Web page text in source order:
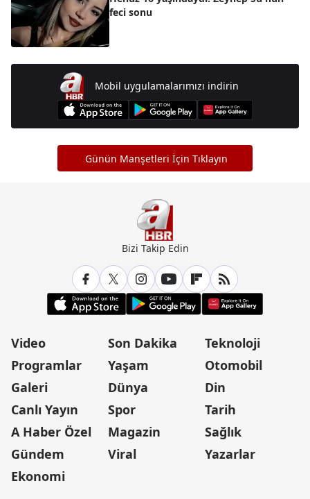
feci sonu
Mobil uygulamalarımızı indirin
Günün Manşetleri İçin Tıklayın
Bizi Takip Edin
Video
Programlar
Galeri
Canlı Yayın
A Haber Özel
Gündem
Ekonomi
Son Dakika
Yaşam
Dünya
Spor
Magazin
Viral
Teknoloji
Otomobil
Din
Tarih
Sağlık
Yazarlar